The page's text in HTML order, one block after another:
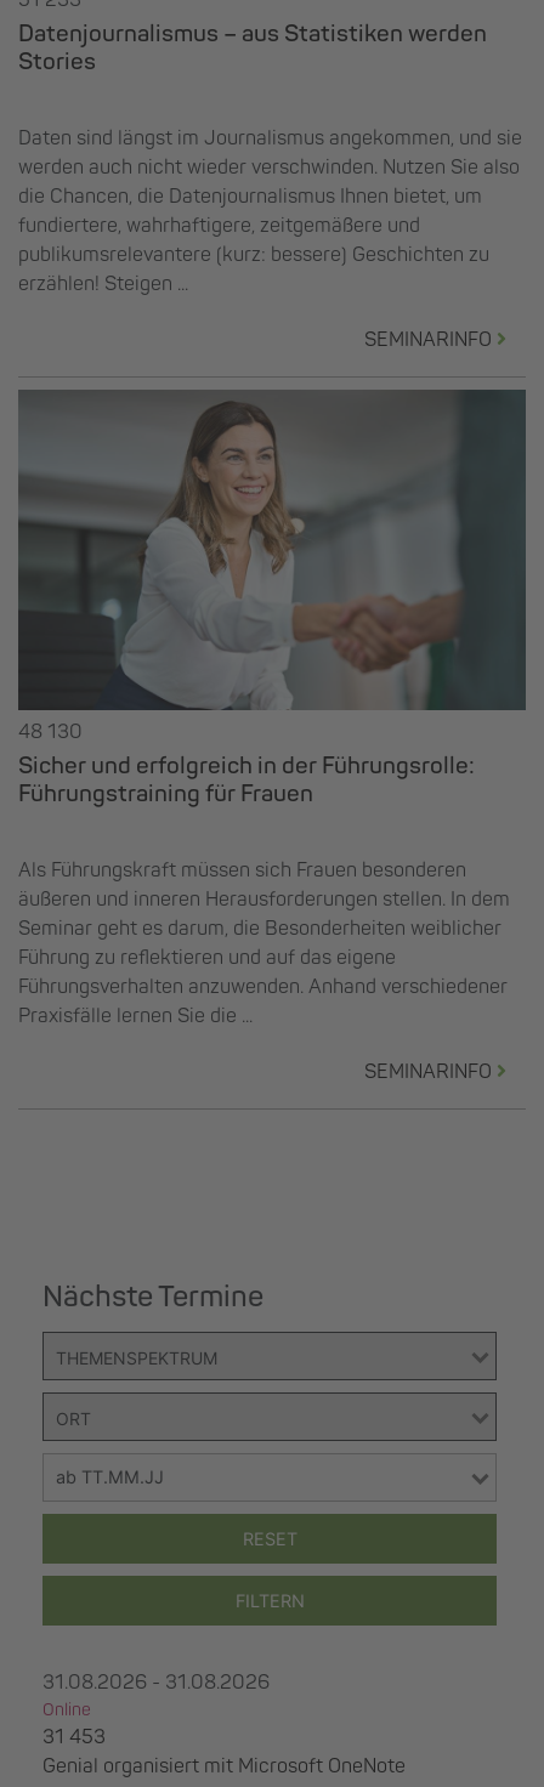
Datenjournalismus – aus Statistiken werden
Stories
Daten sind längst im Journalismus angekommen, und sie
werden auch nicht wieder verschwinden. Nutzen Sie also
die Chancen, die Datenjournalismus Ihnen bietet, um
fundiertere, wahrhaftigere, zeitgemäßere und
publikumsrelevantere (kurz: bessere) Geschichten zu
erzählen! Steigen ...
SEMINARINFO
48 130
Sicher und erfolgreich in der Führungsrolle:
Führungstraining für Frauen
Als Führungskraft müssen sich Frauen besonderen
äußeren und inneren Herausforderungen stellen. In dem
Seminar geht es darum, die Besonderheiten weiblicher
Führung zu reflektieren und auf das eigene
Führungsverhalten anzuwenden. Anhand verschiedener
Praxisfälle lernen Sie die ...
SEMINARINFO
Nächste Termine
RESET
FILTERN
31.08.2026 - 31.08.2026
Online
Genial organisiert mit Microsoft OneNote
31 453